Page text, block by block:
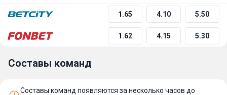
1.65 4.10 5.50
1.62 4.15 5.30
Составы команд
Составы команд появляются за несколько часов до